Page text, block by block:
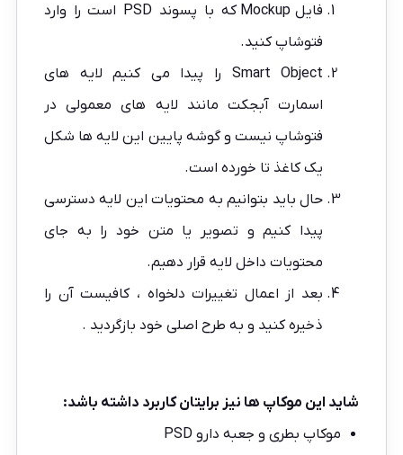
فایل Mockup
که با پسوند PSD است را وارد
فتوشاپ کنید.
Smart Object را پیدا می کنیم لایه های
اسمارت آبجکت مانند لایه های معمولی در
فتوشاپ نیست و گوشه پایین این لایه ها شکل
یک کاغذ تا خورده است.
حال باید بتوانیم به محتویات این لایه دسترسی
پیدا کنیم و تصویر یا متن خود را به جای
محتویات داخل لایه قرار دهیم.
بعد از اعمال تغییرات دلخواه ، کافیست آن را
ذخیره کنید و به طرح اصلی خود بازگردید .
شاید این موکاپ ها نیز برایتان کاربرد داشته باشد:
موکاپ بطری و جعبه دارو PSD